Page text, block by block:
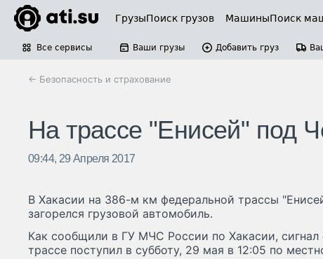
ГрузыПоиск грузов МашиныПоиск
Все сервисы Ваши грузы Добавить груз
← Безопасность и страхование
На трассе "Енисей" под
09:44, 29 Апреля 2017
В Хакасии на 386-м км федеральной трассы
загорелся грузовой автомобиль.
Как сообщили в ГУ МЧС России по Хакасии, сигнал
трассе поступил в субботу, 29 мая в 12:05 по